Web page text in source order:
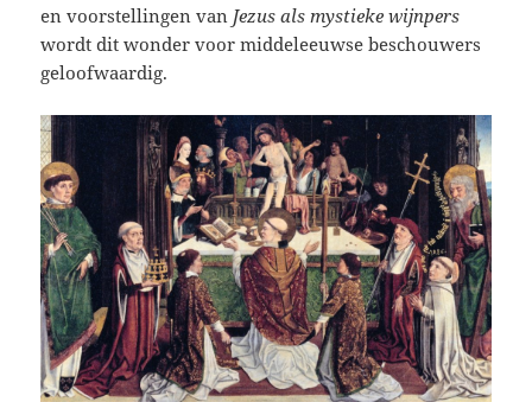
en voorstellingen van Jezus als mystieke wijnpers
wordt dit wonder voor middeleeuwse beschouwers
geloofwaardig.